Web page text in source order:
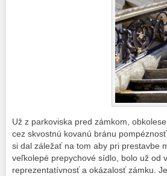
Už z parkoviska pred zámkom,
cez skvostnú kovanú bránu
si dal záležať na tom aby pri prestavbe
veľkolepé prepychové sídlo, bolo už od
reprezentatívnosť a okázalosť zámku.